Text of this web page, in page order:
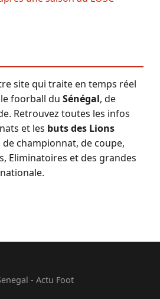
site qui traite en temps réel
foorball du Sénégal, de
Retrouvez toutes les infos
et les buts des Lions
championnat, de coupe,
Eliminatoires et des grandes
- Actu Foot